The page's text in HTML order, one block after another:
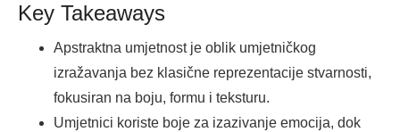
Key Takeaways
Apstraktna umjetnost je oblik umjetničkog
izražavanja bez klasične reprezentacije stvarnosti,
fokusiran na boju, formu i teksturu.
Umjetnici koriste boje za izazivanje emocija, dok